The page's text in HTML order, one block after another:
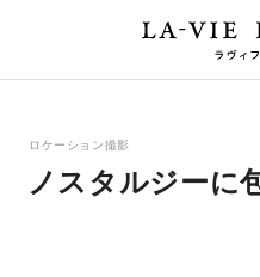
ロケーション撮影
ノスタルジーに